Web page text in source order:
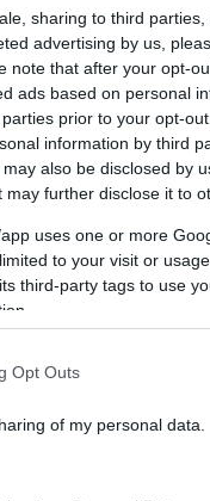
sharing to third
advertising by us,
note that after your opt-
ads based on personal
prior to your opt-
information by third
also be disclosed by
may further disclose it to
uses one or more
to your visit or
third-party tags to use
Opt Outs
of my personal data.